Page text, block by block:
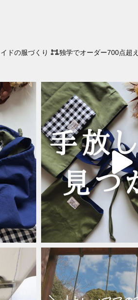
エ
シ
ョ
ン
が
あ
り
ま
す。
オ
プ
シ
ン
は
品
ペ
ー
ドの服づくり 𐃀独学でオーダー700点超え